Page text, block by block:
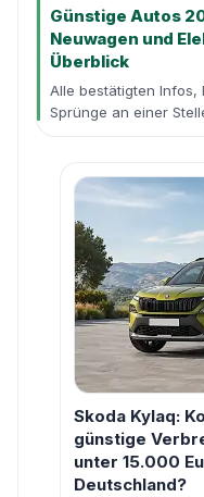
Günstige Autos
Neuwagen und
Überblick
Alle bestätigten Infos,
Sprünge an einer
Skoda Kylaq:
günstige
unter 15.000
Deutschland?